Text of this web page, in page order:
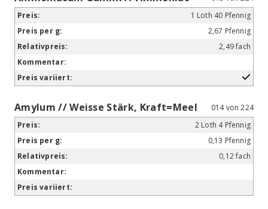
1 Loth 40 Pfennig
2,67 Pfennig
2,49 fach
Amylum // Weisse Stärk, Kraft=Meel
014 von 224
2 Loth 4 Pfennig
0,13 Pfennig
0,12 fach